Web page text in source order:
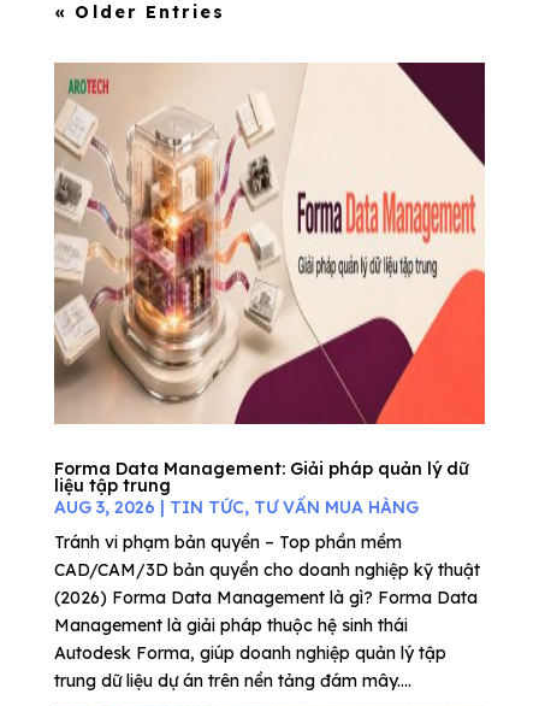
« Older Entries
Forma Data Management: Giải pháp quản lý dữ
liệu tập trung
AUG 3, 2026 | TIN TỨC, TƯ VẤN MUA HÀNG
Tránh vi phạm bản quyền – Top phần mềm
CAD/CAM/3D bản quyền cho doanh nghiệp kỹ thuật
(2026) Forma Data Management là gì? Forma Data
Management là giải pháp thuộc hệ sinh thái
Autodesk Forma, giúp doanh nghiệp quản lý tập
trung dữ liệu dự án trên nền tảng đám mây....